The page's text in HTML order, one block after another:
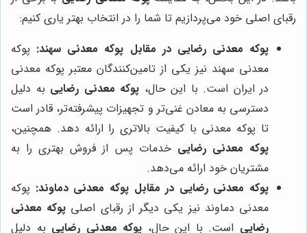
رقبای اصلی خود می‌پردازیم تا شما را در انتخاب بهتر یاری کنیم:
پوکه معدنی رضایی در مقابل پوکه معدنی سهند: پوکه
معدنی سهند نیز یکی از تامین‌کنندگان معتبر پوکه معدنی
در ایران است. با این حال، پوکه معدنی رضایی به دلیل
دسترسی به معادن غنی‌تر و تجهیزات پیشرفته‌تر، قادر است
تا پوکه معدنی با کیفیت بالاتری را ارائه دهد. همچنین،
پوکه معدنی رضایی خدمات پس از فروش بهتری را به
مشتریان خود ارائه می‌دهد.
پوکه معدنی رضایی در مقابل پوکه معدنی دماوند: پوکه
معدنی دماوند نیز یکی دیگر از رقبای اصلی پوکه معدنی
رضایی است. با این حال، پوکه معدنی رضایی به دلیل